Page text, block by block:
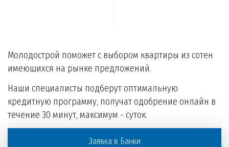
Молодострой поможет с выбором квартиры из сотен
имеющихся на рынке предложений.
Наши специалисты подберут оптимальную
кредитную программу, получат одобрение онлайн в
течение 30 минут, максимум - суток.
Заявка в Банки